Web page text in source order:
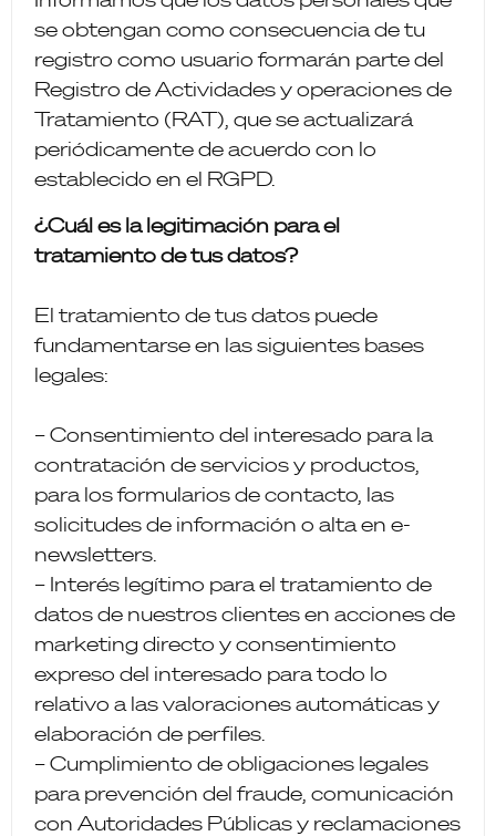
se obtengan como consecuencia de tu
registro como usuario formarán parte del
Registro de Actividades y operaciones de
Tratamiento (RAT), que se actualizará
periódicamente de acuerdo con lo
establecido en el RGPD.
¿Cuál es la legitimación para el
tratamiento de tus datos?
El tratamiento de tus datos puede
fundamentarse en las siguientes bases
legales:
– Consentimiento del interesado para la
contratación de servicios y productos,
para los formularios de contacto, las
solicitudes de información o alta en e-
newsletters.
– Interés legítimo para el tratamiento de
datos de nuestros clientes en acciones de
marketing directo y consentimiento
expreso del interesado para todo lo
relativo a las valoraciones automáticas y
elaboración de perfiles.
– Cumplimiento de obligaciones legales
para prevención del fraude, comunicación
con Autoridades Públicas y reclamaciones